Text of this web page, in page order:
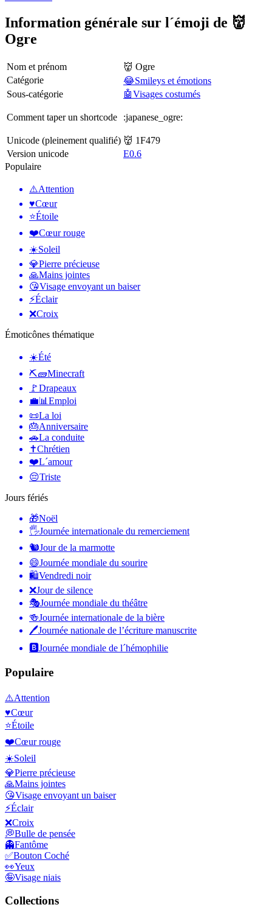
Information générale sur l´émoji de 👹
Ogre
Nom et prénom
👹 Ogre
Catégorie
😂Smileys et émotions
Sous-catégorie
🤖Visages costumés
Comment taper un shortcode :japanese_ogre:
Unicode (pleinement qualifié) 👹 1F479
Version unicode
E0.6
Populaire
⚠️Attention
♥️Cœur
⭐Étoile
❤️Cœur rouge
☀️Soleil
💎Pierre précieuse
🙏Mains jointes
😘Visage envoyant un baiser
⚡Éclair
❌Croix
Émoticônes thématique
☀️Été
⛏🧱Minecraft
🚩Drapeaux
💼📊 Emploi
📜La loi
🎂Anniversaire
🚗La conduite
✝️Chrétien
❤️L´amour
😔Triste
Jours fériés
🎁Noël
🖐Journée internationale du remerciement
🐿Jour de la marmotte
😄Journée mondiale du sourire
🛍Vendredi noir
❌Jour de silence
🎭Journée mondiale du théâtre
🍻Journée internationale de la bière
🖊Journée nationale de l’écriture manuscrite
🅱️Journée mondiale de l´hémophilie
Populaire
⚠️Attention
♥️Cœur
⭐Étoile
❤️Cœur rouge
☀️Soleil
💎Pierre précieuse
🙏Mains jointes
😘Visage envoyant un baiser
⚡Éclair
❌Croix
💭Bulle de pensée
👻Fantôme
✅Bouton Coché
👀Yeux
🤪Visage niais
Collections